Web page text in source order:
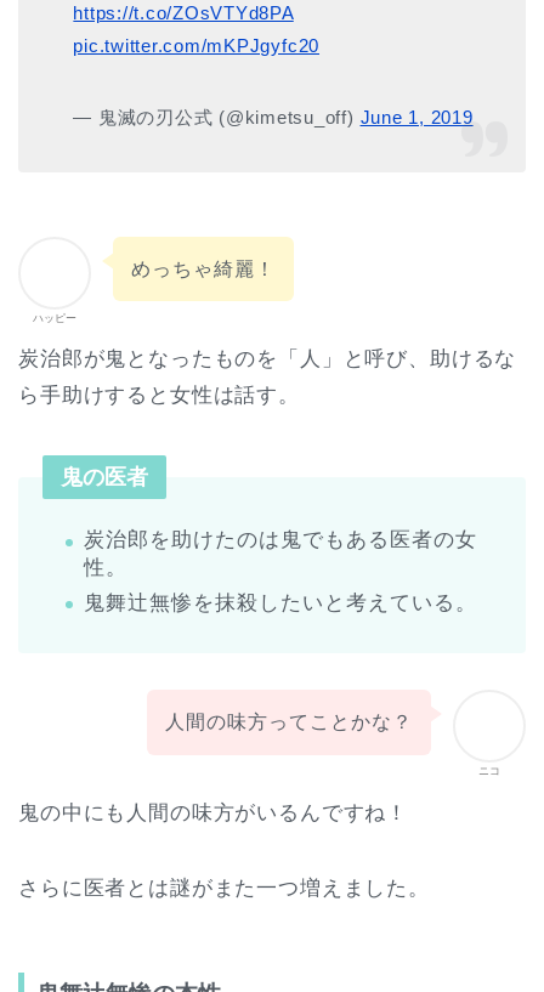
https://t.co/ZOsVTYd8PA
pic.twitter.com/mKPJgyfc20
— 鬼滅の刃公式 (@kimetsu_off) June 1, 2019
ハッピー
めっちゃ綺麗！
炭治郎が鬼となったものを「人」と呼び、助けるな
ら手助けすると女性は話す。
鬼の医者
炭治郎を助けたのは鬼でもある医者の女
性。
鬼舞辻無惨を抹殺したいと考えている。
ニコ
人間の味方ってことかな？
鬼の中にも人間の味方がいるんですね！
さらに医者とは謎がまた一つ増えました。